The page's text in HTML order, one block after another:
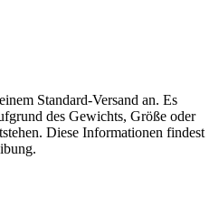
Standard-Versand an. Es
des Gewichts, Größe oder
Diese Informationen findest